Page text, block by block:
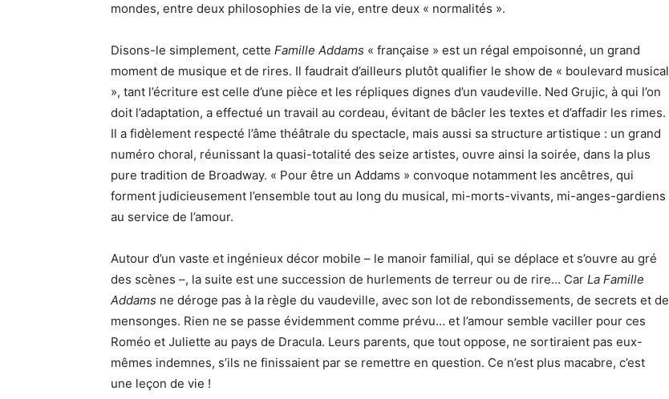
mondes, entre deux philosophies de la vie, entre deux « normalités ».
Disons-le simplement, cette Famille Addams « française » est un régal empoisonné, un grand
moment de musique et de rires. Il faudrait d’ailleurs plutôt qualifier le show de « boulevard musical
», tant l’écriture est celle d’une pièce et les répliques dignes d’un vaudeville. Ned Grujic, à qui l’on
doit l’adaptation, a effectué un travail au cordeau, évitant de bâcler les textes et d’affadir les rimes.
Il a fidèlement respecté l’âme théâtrale du spectacle, mais aussi sa structure artistique : un grand
numéro choral, réunissant la quasi-totalité des seize artistes, ouvre ainsi la soirée, dans la plus
pure tradition de Broadway. « Pour être un Addams » convoque notamment les ancêtres, qui
forment judicieusement l’ensemble tout au long du musical, mi-morts-vivants, mi-anges-gardiens
au service de l’amour.
Autour d’un vaste et ingénieux décor mobile – le manoir familial, qui se déplace et s’ouvre au gré
des scènes –, la suite est une succession de hurlements de terreur ou de rire… Car La Famille
Addams ne déroge pas à la règle du vaudeville, avec son lot de rebondissements, de secrets et de
mensonges. Rien ne se passe évidemment comme prévu… et l’amour semble vaciller pour ces
Roméo et Juliette au pays de Dracula. Leurs parents, que tout oppose, ne sortiraient pas eux-
mêmes indemnes, s’ils ne finissaient par se remettre en question. Ce n’est plus macabre, c’est
une leçon de vie !